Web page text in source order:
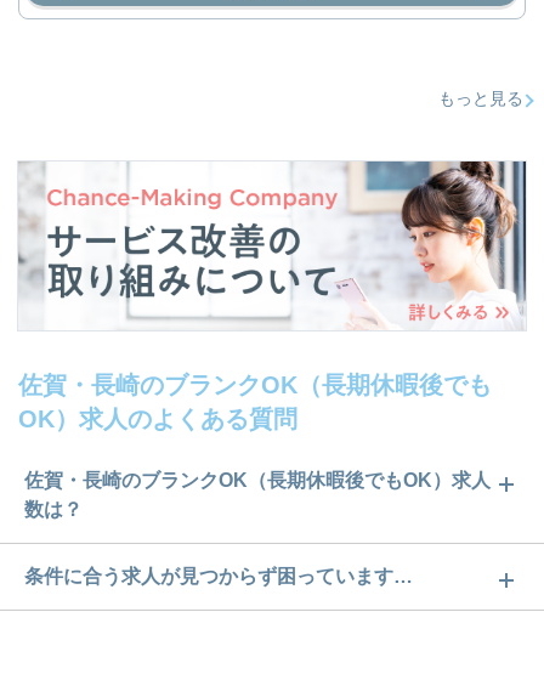
もっと見る
佐賀・長崎のブランクOK（長期休暇後でも
OK）求人のよくある質問
佐賀・長崎のブランクOK（長期休暇後でもOK）求人
数は？
佐賀・長崎のブランクOK（長期休暇後でもOK）求
人数は60件です。どのような求人があるかぜひチェ
条件に合う求人が見つからず困っています…